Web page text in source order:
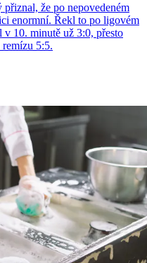
že po nepovedeném
enormní. Řekl to po ligovém
10. minutě už 3:0, přesto
remízu 5:5.